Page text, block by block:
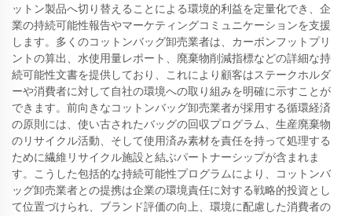
ットン製品へ切り替えることによる環境的利益を定量化でき、企
業の持続可能性報告やマーケティングコミュニケーションを支援
します。多くのコットンバッグ卸売業者は、カーボンフットプリ
ントの算出、水使用量レポート、廃棄物削減指標などの詳細な持
続可能性文書を提供しており、これにより顧客はステークホルダ
ーや消費者に対して自社の環境への取り組みを明確に示すことが
できます。前向きなコットンバッグ卸売業者が採用する循環経済
の原則には、使い古されたバッグの回収プログラム、生産廃棄物
のリサイクル活動、そして使用済み素材を責任を持って処理する
ために繊維リサイクル施設と結ぶパートナーシップが含まれま
す。こうした包括的な持続可能性プログラムにより、コットンバ
ッグ卸売業者との提携は企業の環境責任に対する戦略的投資とし
て位置づけられ、ブランド評価の向上、環境に配慮した消費者の